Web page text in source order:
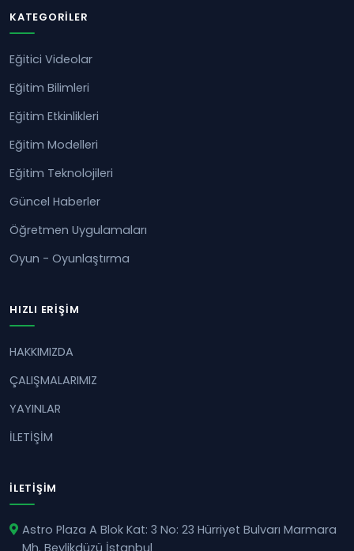
KATEGORILER
Eğitici Videolar
Eğitim Bilimleri
Eğitim Etkinlikleri
Eğitim Modelleri
Eğitim Teknolojileri
Güncel Haberler
Öğretmen Uygulamaları
Oyun - Oyunlaştırma
HIZLI ERIŞIM
HAKKIMIZDA
ÇALIŞMALARIMIZ
YAYINLAR
İLETİŞİM
İLETIŞIM
Astro Plaza A Blok Kat: 3 No: 23 Hürriyet Bulvarı Marmara
Mh. Beylikdüzü İstanbul